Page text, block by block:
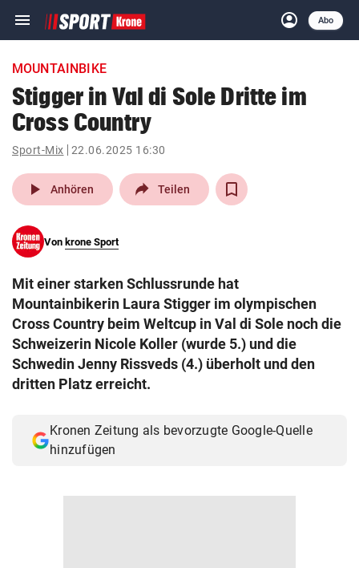
menu Navigation
ein-/ausklappen
account_circle
Anmelden
Abo
close Schließen
account_circle Anmelden
pin_drop
Wien arrow_right
search
eingeben
© Krone Multimedia GmbH & Co KG 2026
Muthgasse 2, 1190 Wien
MOUNTAINBIKE
Stigger in Val di Sole Dritte im
Cross Country
Sport-Mix 22.06.2025 16:30
play_arrow Anhören Teilen
Von krone Sport
Mit einer starken Schlussrunde hat
Mountainbikerin Laura Stigger im olympischen
Cross Country beim Weltcup in Val di Sole noch die
Schweizerin Nicole Koller (wurde 5.) und die
Schwedin Jenny Rissveds (4.) überholt und den
dritten Platz erreicht.
Kronen Zeitung als bevorzugte Google-Quelle
hinzufügen